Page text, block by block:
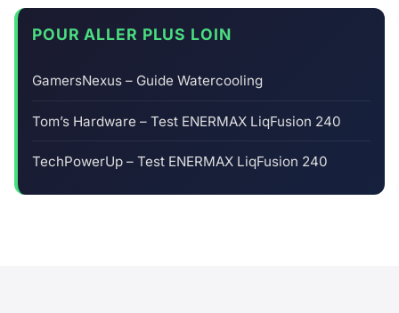
POUR ALLER PLUS LOIN
GamersNexus – Guide Watercooling
Tom’s Hardware – Test ENERMAX LiqFusion 240
TechPowerUp – Test ENERMAX LiqFusion 240